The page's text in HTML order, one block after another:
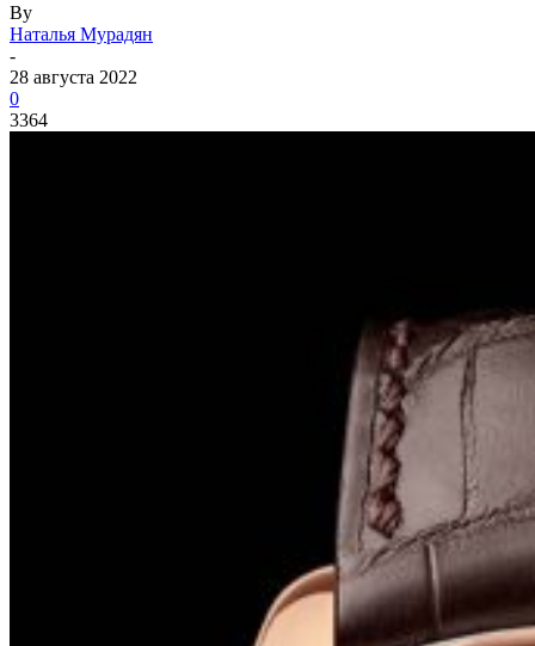
By
Наталья Мурадян
-
28 августа 2022
0
3364